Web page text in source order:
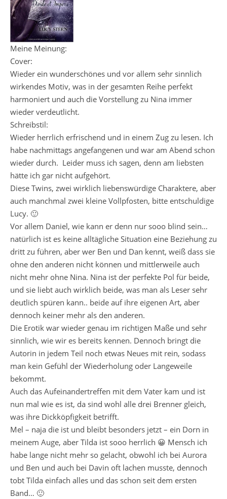
Meine Meinung:
Cover:
Wieder ein wunderschönes und vor allem sehr sinnlich
wirkendes Motiv, was in der gesamten Reihe perfekt
harmoniert und auch die Vorstellung zu Nina immer
wieder verdeutlicht.
Schreibstil:
Wieder herrlich erfrischend und in einem Zug zu lesen. Ich
habe nachmittags angefangenen und war am Abend schon
wieder durch. Leider muss ich sagen, denn am liebsten
hätte ich gar nicht aufgehört.
Diese Twins, zwei wirklich liebenswürdige Charaktere, aber
auch manchmal zwei kleine Vollpfosten, bitte entschuldige
Lucy. 🙂
Vor allem Daniel, wie kann er denn nur sooo blind sein…
natürlich ist es keine alltägliche Situation eine Beziehung zu
dritt zu führen, aber wer Ben und Dan kennt, weiß dass sie
ohne den anderen nicht können und mittlerweile auch
nicht mehr ohne Nina. Nina ist der perfekte Pol für beide,
und sie liebt auch wirklich beide, was man als Leser sehr
deutlich spüren kann.. beide auf ihre eigenen Art, aber
dennoch keiner mehr als den anderen.
Die Erotik war wieder genau im richtigen Maße und sehr
sinnlich, wie wir es bereits kennen. Dennoch bringt die
Autorin in jedem Teil noch etwas Neues mit rein, sodass
man kein Gefühl der Wiederholung oder Langeweile
bekommt.
Auch das Aufeinandertreffen mit dem Vater kam und ist
nun mal wie es ist, da sind wohl alle drei Brenner gleich,
was ihre Dickköpfigkeit betrifft.
Mel – naja die ist und bleibt besonders jetzt – ein Dorn in
meinem Auge, aber Tilda ist sooo herrlich 😀 Mensch ich
habe lange nicht mehr so gelacht, obwohl ich bei Aurora
und Ben und auch bei Davin oft lachen musste, dennoch
tobt Tilda einfach alles und das schon seit dem ersten
Band… 🙂